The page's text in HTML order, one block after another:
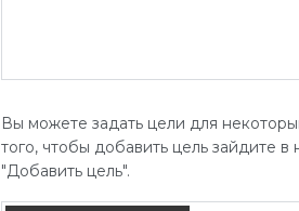
Вы можете задать цели для
того, чтобы добавить цель зайдите
"Добавить цель".